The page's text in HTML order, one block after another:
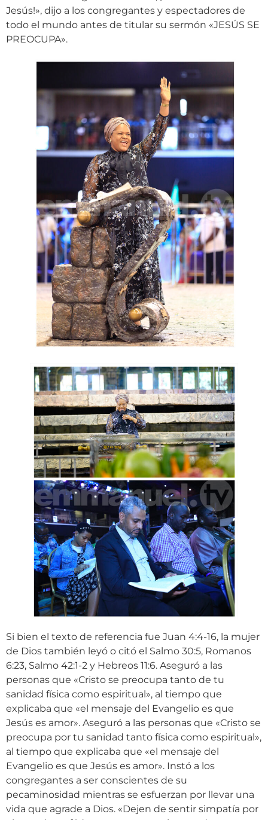
Jesús!», dijo a los congregantes y espectadores de
todo el mundo antes de titular su sermón «JESÚS SE
PREOCUPA».
Si bien el texto de referencia fue Juan 4:4-16, la mujer
de Dios también leyó o citó el Salmo 30:5, Romanos
6:23, Salmo 42:1-2 y Hebreos 11:6. Aseguró a las
personas que «Cristo se preocupa tanto de tu
sanidad física como espiritual», al tiempo que
explicaba que «el mensaje del Evangelio es que
Jesús es amor». Aseguró a las personas que «Cristo se
preocupa por tu sanidad tanto física como espiritual»,
al tiempo que explicaba que «el mensaje del
Evangelio es que Jesús es amor». Instó a los
congregantes a ser conscientes de su
pecaminosidad mientras se esfuerzan por llevar una
vida que agrade a Dios. «Dejen de sentir simpatía por